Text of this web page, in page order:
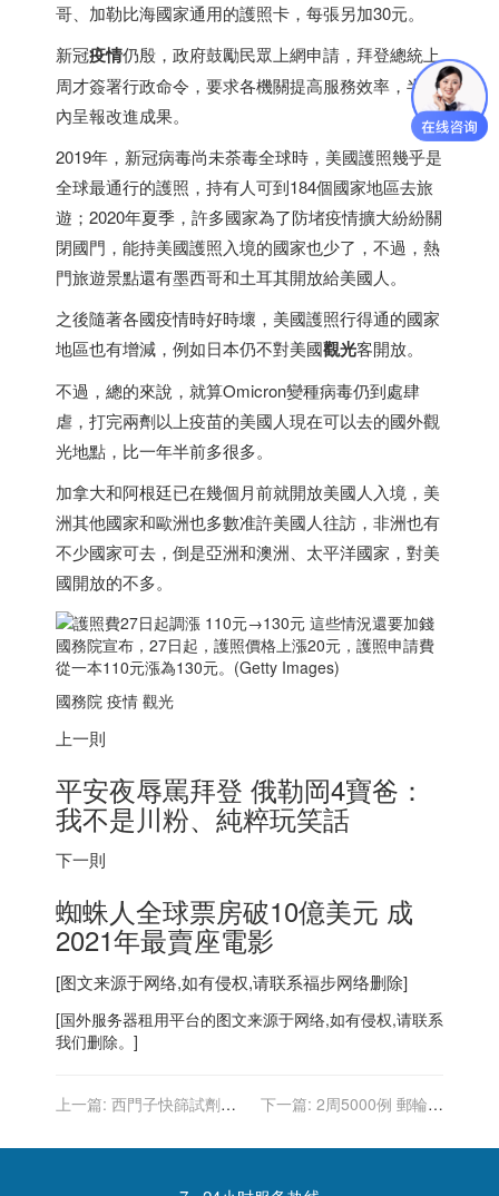
哥、加勒比海國家通用的護照卡，每張另加30元。
新冠疫情仍殷，政府鼓勵民眾上網申請，拜登總統上
周才簽署行政命令，要求各機關提高服務效率，半年
內呈報改進成果。
2019年，新冠病毒尚未荼毒全球時，美國護照幾乎是
全球最通行的護照，持有人可到184個國家地區去旅
遊；2020年夏季，許多國家為了防堵疫情擴大紛紛關
閉國門，能持美國護照入境的國家也少了，不過，熱
門旅遊景點還有墨西哥和土耳其開放給美國人。
之後隨著各國疫情時好時壞，美國護照行得通的國家
地區也有增減，例如日本仍不對美國觀光客開放。
不過，總的來說，就算Omicron變種病毒仍到處肆
虐，打完兩劑以上疫苗的美國人現在可以去的國外觀
光地點，比一年半前多很多。
加拿大和阿根廷已在幾個月前就開放美國人入境，美
洲其他國家和歐洲也多數准許美國人往訪，非洲也有
不少國家可去，倒是亞洲和澳洲、太平洋國家，對美
國開放的不多。
國務院宣布，27日起，護照價格上漲20元，護照申請費
從一本110元漲為130元。(Getty Images)
國務院 疫情 觀光
上一則
平安夜辱罵拜登 俄勒岡4寶爸：
我不是川粉、純粹玩笑話
下一則
蜘蛛人全球票房破10億美元 成
2021年最賣座電影
[图文来源于网络,如有侵权,请联系福步网络删除]
[国外服务器租用平台的图文来源于网络,如有侵权,请联系
我们删除。]
上一篇: 西門子快篩試劑也
下一篇: 2周5000例 郵輪爆